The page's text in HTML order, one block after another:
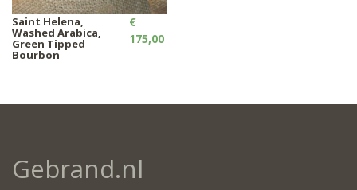
Saint Helena,
Washed Arabica,
Green Tipped
Bourbon
€
175,00
Gebrand.nl